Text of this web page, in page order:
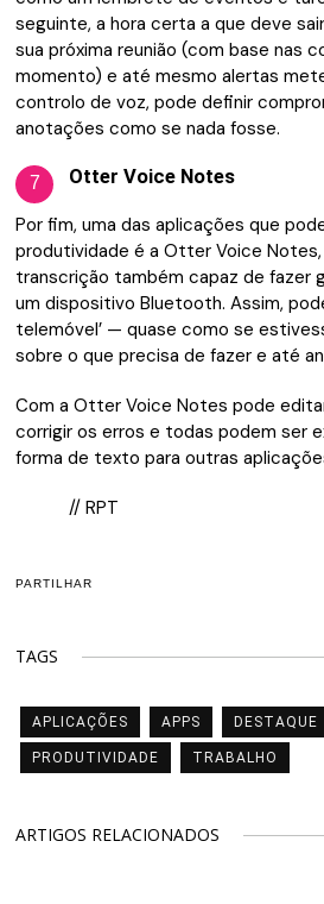
seguinte, a hora certa a que deve
sua próxima reunião (com base nas
momento) e até mesmo alertas
controlo de voz, pode definir
anotações como se nada fosse.
7 Otter Voice Notes
Por fim, uma das aplicações que
produtividade é a Otter Voice Notes,
transcrição também capaz de fazer
um dispositivo Bluetooth. Assim,
telemóvel’ — quase como se
sobre o que precisa de fazer e até
Com a Otter Voice Notes pode
corrigir os erros e todas podem ser
forma de texto para outras
// RPT
PARTILHAR
TAGS
APLICAÇÕES APPS DESTAQUE
PRODUTIVIDADE TRABALHO
ARTIGOS RELACIONADOS